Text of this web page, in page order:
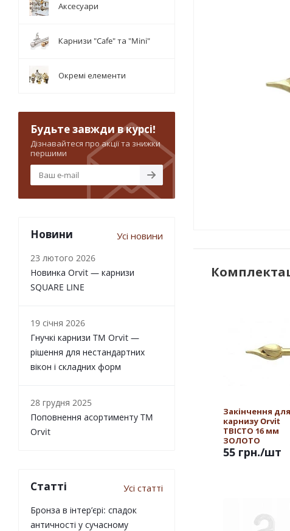
Закінчення для
карнизу Orvit
ТВІСТО 16 мм
ЗОЛОТО
55 грн./шт
Аксесуари
Карнизи "Cafe" та "Mini"
Окремі елементи
Будьте завжди в курсі!
Дізнавайтеся про акції та знижки
першими
Новини Усі новини
23 лютого 2026
Новинка Orvit — карнизи
SQUARE LINE
19 січня 2026
Гнучкі карнизи TM Orvit —
рішення для нестандартних
вікон і складних форм
28 грудня 2025
Поповнення асортименту TM
Orvit
Статті Усі статті
Бронза в інтер’єрі: спадок
античності у сучасному